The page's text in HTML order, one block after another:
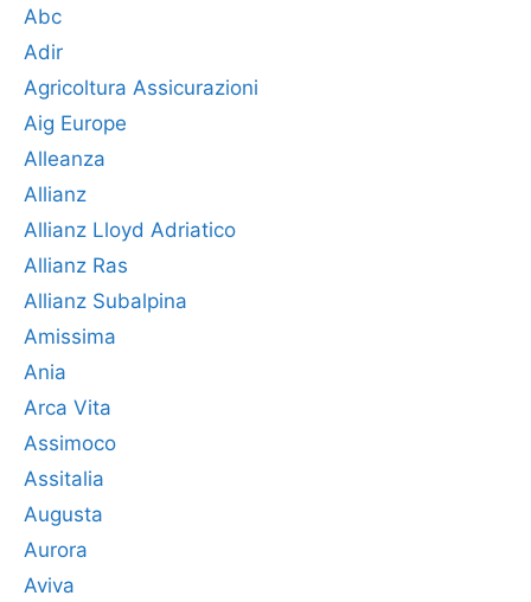
Abc
Adir
Agricoltura Assicurazioni
Aig Europe
Alleanza
Allianz
Allianz Lloyd Adriatico
Allianz Ras
Allianz Subalpina
Amissima
Ania
Arca Vita
Assimoco
Assitalia
Augusta
Aurora
Aviva